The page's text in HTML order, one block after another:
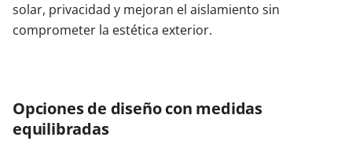
solar, privacidad y mejoran el aislamiento sin
comprometer la estética exterior.
Opciones de diseño con medidas
equilibradas